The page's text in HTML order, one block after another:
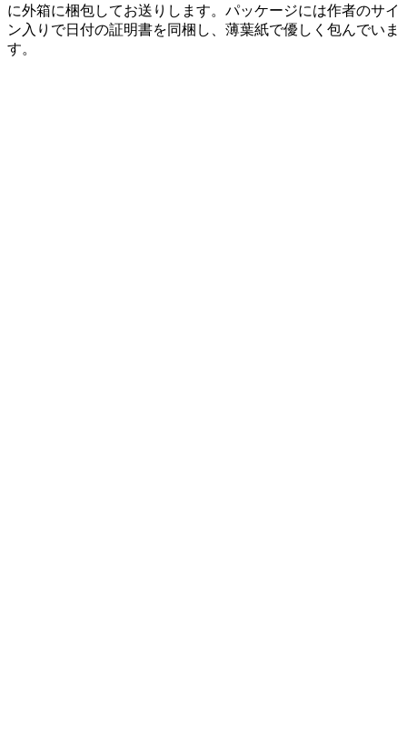
に外箱に梱包してお送りします。パッケージには作者のサイ
ン入りで日付の証明書を同梱し、薄葉紙で優しく包んでいま
す。